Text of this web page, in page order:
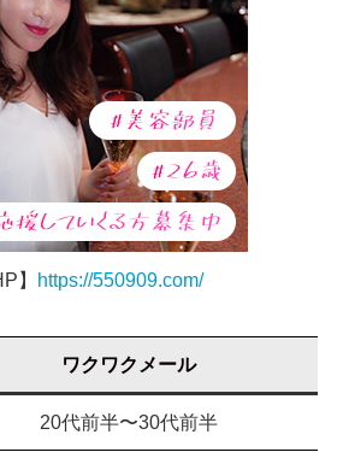
】 https://550909.com/
ワクワクメール
20代前半〜30代前半